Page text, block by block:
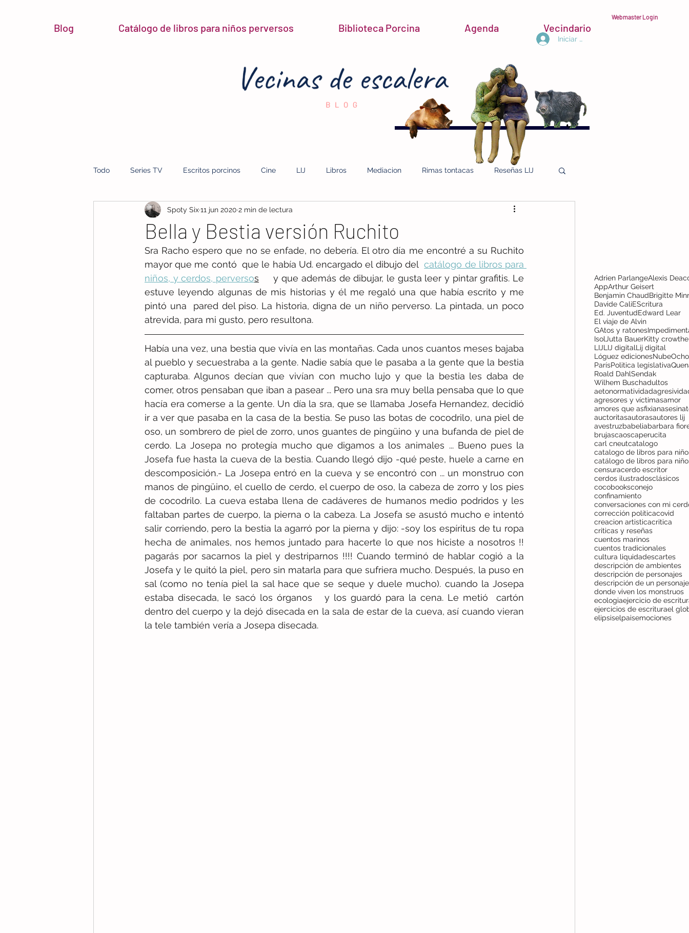
Blog Catálogo de libros para niños perversos Biblioteca Porcina Agenda Vecindario
Webmaster Login
Iniciar sesión
Todo Series TV Escritos porcinos Cine LIJ Libros Mediacion Rimas tontacas Reseñas LIJ
micro reseñas
Bella y Bestia versión Ruchito
Spoty Six11 jun 2020 2 min de lectura
Sra Racho espero que no se enfade, no debería. El otro día me encontré a su Ruchito
mayor que me contó  que le había Ud. encargado el dibujo del catálogo de libros para
niños, y cerdos, perversos
     y que además de dibujar, le gusta leer y pintar grafitis. Le
estuve leyendo algunas de mis historias y él me regaló una que había escrito y me
pintó una  pared del piso. La historia, digna de un niño perverso. La pintada, un poco
atrevida, para mi gusto, pero resultona.
Había una vez, una bestia que vivía en las montañas. Cada unos cuantos meses bajaba
al pueblo y secuestraba a la gente. Nadie sabía que le pasaba a la gente que la bestia
capturaba. Algunos decían que vivían con mucho lujo y que la bestia les daba de
comer, otros pensaban que iban a pasear ... Pero una sra muy bella pensaba que lo que
hacía era comerse a la gente. Un día la sra, que se llamaba Josefa Hernandez, decidió
ir a ver que pasaba en la casa de la bestia. Se puso las botas de cocodrilo, una piel de
oso, un sombrero de piel de zorro, unos guantes de pingüino y una bufanda de piel de
cerdo. La Josepa no protegía mucho que digamos a los animales ... Bueno pues la
Josefa fue hasta la cueva de la bestia. Cuando llegó dijo -qué peste, huele a carne en
descomposición.- La Josepa entró en la cueva y se encontró con ... un monstruo con
manos de pingüino, el cuello de cerdo, el cuerpo de oso, la cabeza de zorro y los pies
de cocodrilo. La cueva estaba llena de cadáveres de humanos medio podridos y les
faltaban partes de cuerpo, la pierna o la cabeza. La Josefa se asustó mucho e intentó
salir corriendo, pero la bestia la agarró por la pierna y dijo: -soy los espíritus de tu ropa
hecha de animales, nos hemos juntado para hacerte lo que nos hiciste a nosotros !!
pagarás por sacarnos la piel y destriparnos !!!! Cuando terminó de hablar cogió a la
Josefa y le quitó la piel, pero sin matarla para que sufriera mucho. Después, la puso en
sal (como no tenía piel la sal hace que se seque y duele mucho). cuando la Josepa
estaba disecada, le sacó los órganos   y los guardó para la cena. Le metió  cartón
dentro del cuerpo y la dejó disecada en la sala de estar de la cueva, así cuando vieran
la tele también vería a Josepa disecada.
Adrien ParlangeAlexis
AppArthur Geisert
Benjamin ChaudBrigitte
Davide CaliEScritura
Ed. JuventudEdward Lear
El viaje de Alvin
GAtos y ratones
Isol Jutta BauerKitty
LIJLIJ digitalLij digital
Lóguez edicionesNubeOcho
ParísPolitica legislativa
Roald DahlSendak
Wilhem Buschadultos
aetonormatividad
agresores y víctimasamor
amores que asfixian
auctoritasautorasautores lij
avestruzbabeliabarbara
brujascaoscaperucita
carl cneutcatalogo
censuracerdo escritor
cerdos ilustradosclásicos
cocobooksconejo
confinamiento
corrección políticacovid
creacion artisticacritica
criticas y reseñas
cuentos marinos
cuentos tradicionales
cultura liquidadescartes
descripción de ambientes
descripción de personajes
descripción de un personaje
donde viven los monstruos
ecologiaejercicio de
ejercicios de escriturael
elipsiselpaisemociones